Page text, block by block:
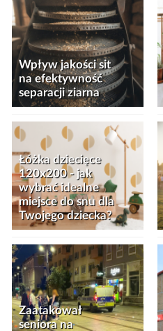
Wpływ jakości sit
na efektywność
separacji ziarna
Łóżka dziecięce
120x200 - jak
wybrać idealne
miejsce do snu dla
Twojego dziecka?
Zaatakował
seniora na